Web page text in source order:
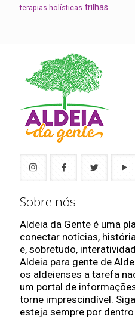
terapias holísticas trilhas
Sobre nós
Aldeia da Gente é uma
conectar notícias,
e, sobretudo,
Aldeia para gente de
os aldeienses a tarefa
um portal de
torne imprescindível.
esteja sempre por